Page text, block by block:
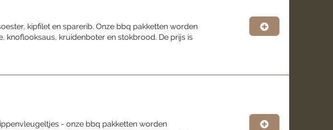
kipfilet en sparerib. Onze bbq pakketten worden
knoflooksaus, kruidenboter en stokbrood. De prijs is
- onze bbq pakketten worden